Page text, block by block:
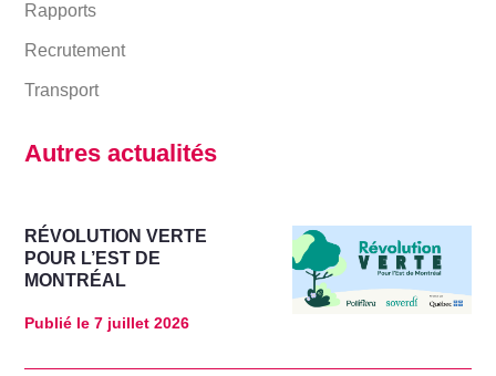
Rapports
Recrutement
Transport
Autres actualités
RÉVOLUTION VERTE
POUR L’EST DE
MONTRÉAL
Publié le 7 juillet 2026